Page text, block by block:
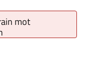
mot